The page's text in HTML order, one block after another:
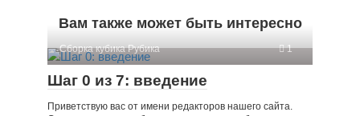
Вам также может быть интересно
Сборка кубика Рубика 1
Шаг 0 из 7: введение
Приветствую вас от имени редакторов нашего сайта.